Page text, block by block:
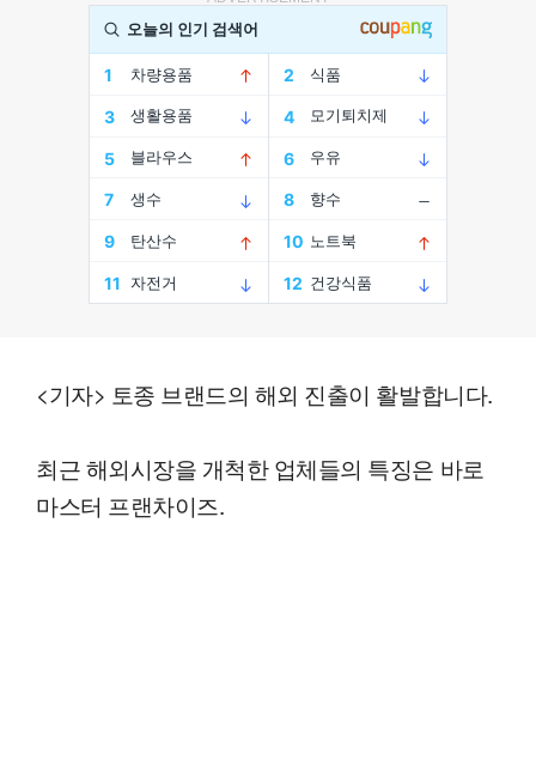
<기자> 토종 브랜드의 해외 진출이 활발합니다.
최근 해외시장을 개척한 업체들의 특징은 바로
마스터 프랜차이즈.